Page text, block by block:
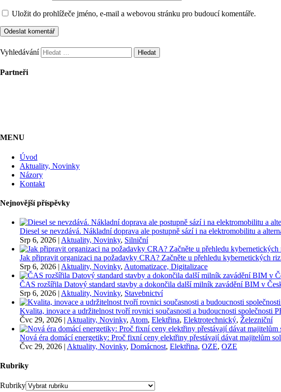
Uložit do prohlížeče jméno, e-mail a webovou stránku pro budoucí komentáře.
Vyhledávání
Partneři
MENU
Úvod
Aktuality, Novinky
Názory
Kontakt
Nejnovější příspěvky
Diesel se nevzdává. Nákladní doprava ale postupně sází i na elektromobilitu a
Srp 6, 2026 | Aktuality, Novinky, Silniční
Jak připravit organizaci na požadavky CRA? Začněte u přehledu kybernetických
Srp 6, 2026 | Aktuality, Novinky, Automatizace, Digitalizace
ČAS rozšířila Datový standard stavby a dokončila další milník zavádění BIM v
Srp 6, 2026 | Aktuality, Novinky, Stavebnictví
Kvalita, inovace a udržitelnost tvoří rovnici současnosti a budoucnosti společnosti
Čvc 29, 2026 | Aktuality, Novinky, Atom, Elektřina, Elektrotechnický, Železniční
Nová éra domácí energetiky: Proč fixní ceny elektřiny přestávají dávat majitelům
Čvc 29, 2026 | Aktuality, Novinky, Domácnost, Elektřina, OZE, OZE
Rubriky
Rubriky